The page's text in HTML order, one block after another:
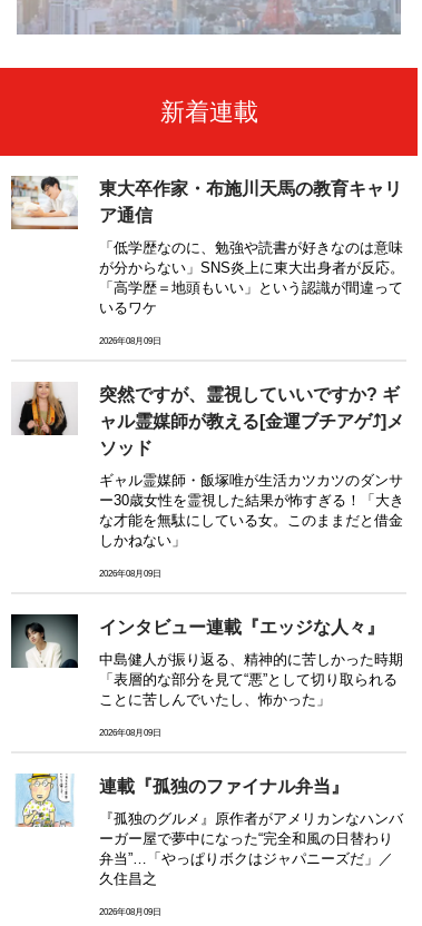
新着連載
東大卒作家・布施川天馬の教育キャリ
ア通信
「低学歴なのに、勉強や読書が好きなのは意味
が分からない」SNS炎上に東大出身者が反応。
「高学歴＝地頭もいい」という認識が間違って
いるワケ
2026年08月09日
突然ですが、霊視していいですか? ギ
ャル霊媒師が教える[金運ブチアゲ⤴]メ
ソッド
ギャル霊媒師・飯塚唯が生活カツカツのダンサ
ー30歳女性を霊視した結果が怖すぎる！「大き
な才能を無駄にしている女。このままだと借金
しかねない」
2026年08月09日
インタビュー連載『エッジな人々』
中島健人が振り返る、精神的に苦しかった時期
「表層的な部分を見て“悪”として切り取られる
ことに苦しんでいたし、怖かった」
2026年08月09日
連載『孤独のファイナル弁当』
『孤独のグルメ』原作者がアメリカンなハンバ
ーガー屋で夢中になった“完全和風の日替わり
弁当”…「やっぱりボクはジャパニーズだ」／
久住昌之
2026年08月09日